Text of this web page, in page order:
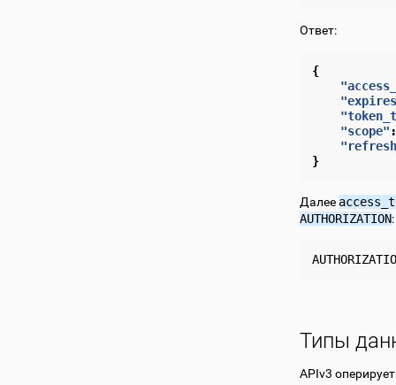
Ответ:
{
"scope" :
}
Далее
AUTHORIZATION:
Типы
APIv3